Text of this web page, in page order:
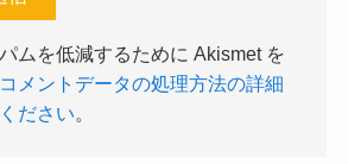
ムを低減するために Akismet を
コメントデータの処理方法の詳細
ださい。